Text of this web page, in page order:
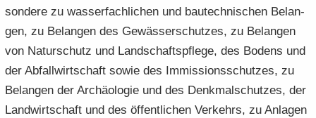
son­de­re zu was­ser­fach­li­chen und bau­tech­ni­schen Be­lan­
gen, zu Be­lan­gen des Ge­wäs­ser­schut­zes, zu Be­lan­gen
von Na­tur­schutz und Land­schafts­pfle­ge, des Bo­dens und
der Ab­fall­wirt­schaft sowie des Im­mis­si­ons­schut­zes, zu
Be­lan­gen der Ar­chäo­lo­gie und des Denk­mal­schut­zes, der
Land­wirt­schaft und des öf­fent­li­chen Ver­kehrs, zu An­la­gen